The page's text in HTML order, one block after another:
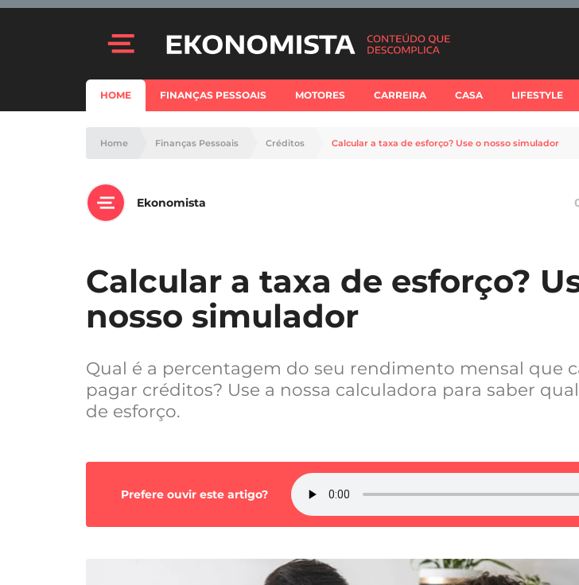
HOME FINANÇAS PESSOAIS MOTORES CARREIRA CASA LIFESTYLE
Home Finanças Pessoais Créditos Calcular a taxa de esforço? Use o nosso simulador
Ekonomista
Calcular a taxa de esforço?
nosso simulador
Qual é a percentagem do seu rendimento mensal que
pagar créditos? Use a nossa calculadora para saber
de esforço.
Prefere ouvir este artigo?